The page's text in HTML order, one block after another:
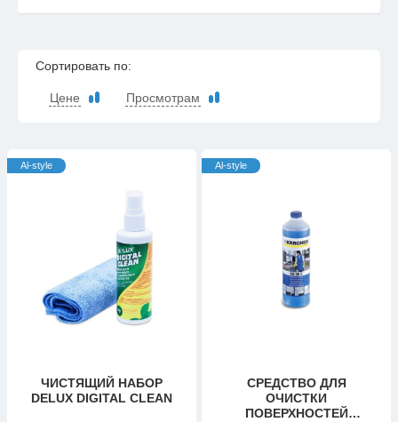
Сортировать по:
Цене Просмотрам
Al-style
ЧИСТЯЩИЙ НАБОР
DELUX DIGITAL CLEAN
Al-style
CРЕДСТВО ДЛЯ
ОЧИСТКИ
ПОВЕРХНОСТЕЙ